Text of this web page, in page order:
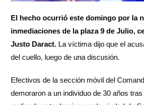
El hecho ocurrió este domingo por la
inmediaciones de la plaza 9 de Julio,
Justo Daract. La víctima dijo que el
del cuello, luego de una discusión.
Efectivos de la sección móvil del
demoraron a un individuo de 30 años